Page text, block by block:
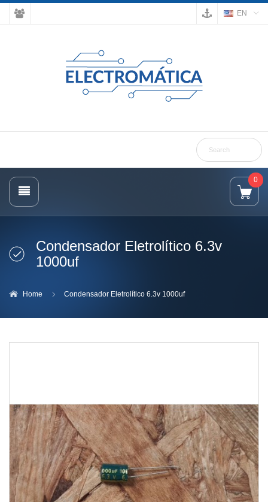
EN
0
Condensador Eletrolítico 6.3v
1000uf
Home Condensador Eletrolítico 6.3v 1000uf